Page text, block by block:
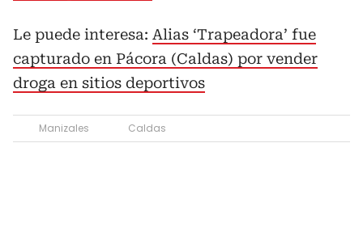
Le puede interesa: Alias ‘Trapeadora’ fue
capturado en Pácora (Caldas) por vender
droga en sitios deportivos
Manizales Caldas